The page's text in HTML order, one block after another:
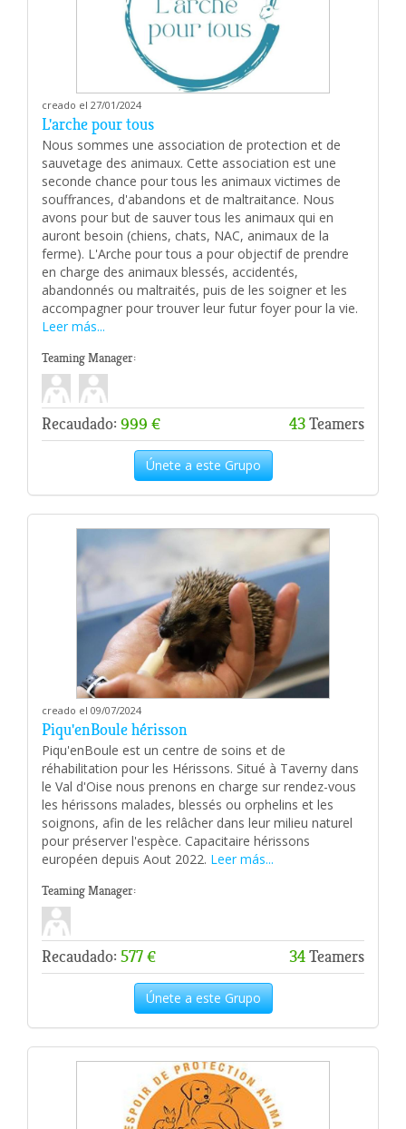
creado el 27/01/2024
L'arche pour tous
Nous sommes une association de protection et de
sauvetage des animaux. Cette association est une
seconde chance pour tous les animaux victimes de
souffrances, d'abandons et de maltraitance. Nous
avons pour but de sauver tous les animaux qui en
auront besoin (chiens, chats, NAC, animaux de la
ferme). L'Arche pour tous a pour objectif de prendre
en charge des animaux blessés, accidentés,
abandonnés ou maltraités, puis de les soigner et les
accompagner pour trouver leur futur foyer pour la vie.
Leer más...
Teaming Manager:
Recaudado: 999 € 43Teamers
Únete a este Grupo
creado el 09/07/2024
Piqu'enBoule hérisson
Piqu'enBoule est un centre de soins et de
réhabilitation pour les Hérissons. Situé à Taverny dans
le Val d'Oise nous prenons en charge sur rendez-vous
les hérissons malades, blessés ou orphelins et les
soignons, afin de les relâcher dans leur milieu naturel
pour préserver l'espèce. Capacitaire hérissons
européen depuis Aout 2022. Leer más...
Teaming Manager:
Recaudado: 577 € 34Teamers
Únete a este Grupo